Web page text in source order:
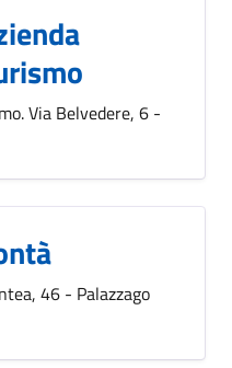
Via Belvedere, 6 -
46 - Palazzago